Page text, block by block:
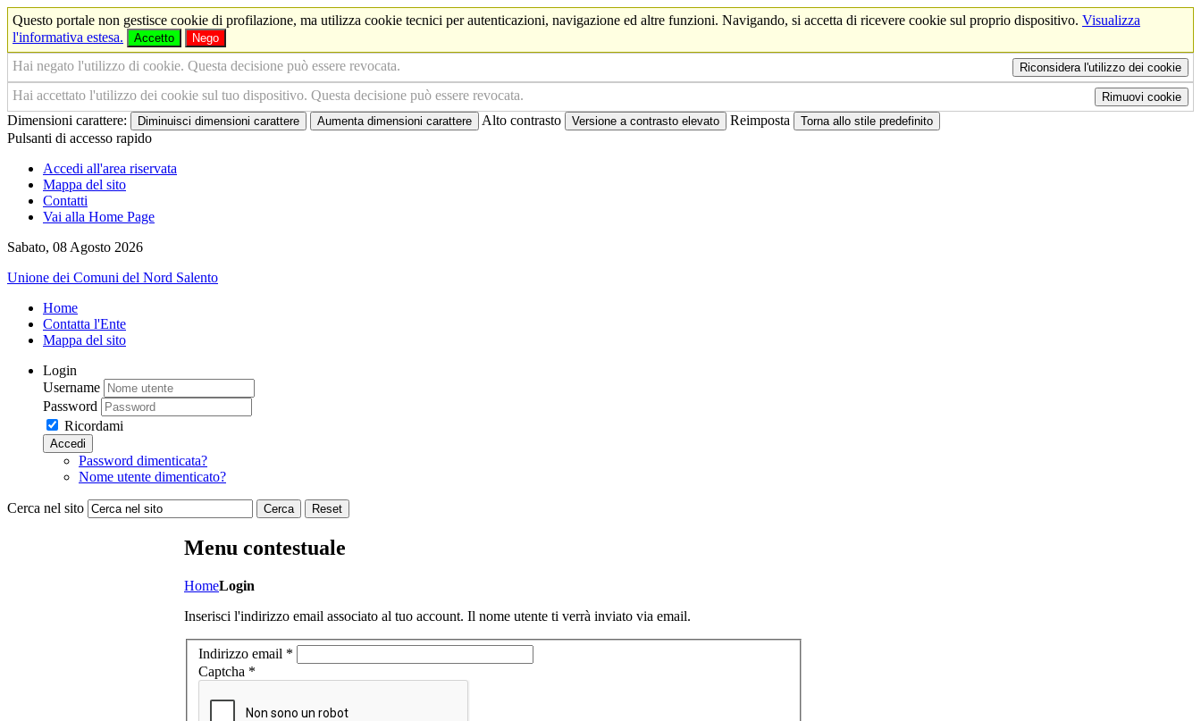
Questo portale non gestisce cookie di profilazione, ma utilizza cookie tecnici per autenticazioni, navigazione ed altre funzioni. Navigando, si accetta di ricevere cookie sul proprio dispositivo. Visualizza
l'informativa estesa.
Accetto Nego
Hai negato l'utilizzo di cookie. Questa decisione può essere revocata. Riconsidera l'utilizzo dei cookie
Hai accettato l'utilizzo dei cookie sul tuo dispositivo. Questa decisione può essere revocata. Rimuovi cookie
Dimensioni carattere: Diminuisci dimensioni carattere Aumenta dimensioni carattere Alto contrasto Versione a contrasto elevato Reimposta Torna allo stile predefinito
Pulsanti di accesso rapido
Accedi all'area riservata
Mappa del sito
Contatti
Vai alla Home Page
Sabato, 08 Agosto 2026
Unione dei Comuni del Nord Salento
Home
Contatta l'Ente
Mappa del sito
Login
Username
Password
Ricordami
Accedi
Password dimenticata?
Nome utente dimenticato?
Cerca nel sito Cerca Reset
Menu contestuale
HomeLogin
Inserisci l'indirizzo email associato al tuo account. Il nome utente ti verrà inviato via email.
Indirizzo email *
Captcha *